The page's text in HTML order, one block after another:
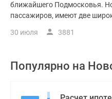
ближайшего Подмосковья.
пассажиров, имеют две
30 июля 3881
Популярно на